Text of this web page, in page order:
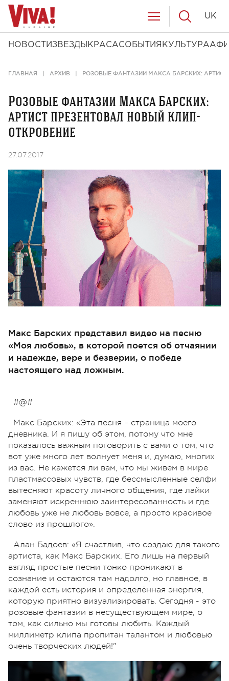
НОВОСТИ ЗВЕЗДЫ КРАСАСОБЫТИЯ КУЛЬТУРА
UK
ГЛАВНАЯ АРХИВ РОЗОВЫЕ ФАНТАЗИИ МАКСА БАРСКИХ:
Розовые фантазии Макса Барских:
артист презентовал новый клип-
откровение
27.07.2017
Макс Барских представил видео на песню
«Моя любовь», в которой поется об отчаянии
и надежде, вере и безверии, о победе
настоящего над ложным.
#@#
Макс Барских: «Эта песня – страница моего
дневника. И я пишу об этом, потому что мне
показалось важным поговорить с вами о том, что
вот уже много лет волнует меня и, думаю, многих
из вас. Не кажется ли вам, что мы живем в мире
пластмассовых чувств, где бессмысленные селфи
вытесняют красоту личного общения, где лайки
заменяют искреннюю заинтересованность и где
любовь уже не любовь вовсе, а просто красивое
слово из прошлого».
Алан Бадоев: «Я счастлив, что создаю для такого
артиста, как Макс Барских. Его лишь на первый
взгляд простые песни тонко проникают в
сознание и остаются там надолго, но главное, в
каждой есть история и определённая энергия,
которую приятно визуализировать. Сегодня - это
розовые фантазии в несуществующем мире, о
том, как сильно мы готовы любить. Каждый
миллиметр клипа пропитан талантом и любовью
очень творческих людей!"